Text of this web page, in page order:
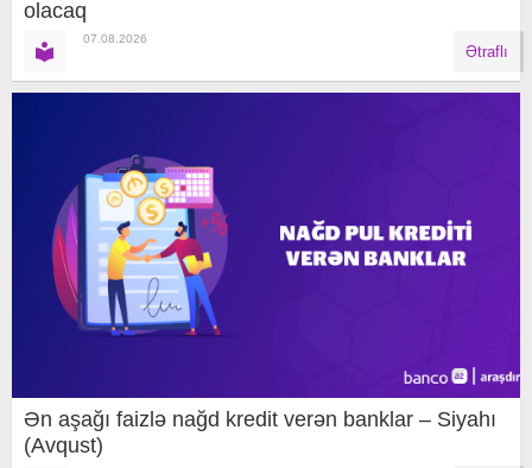
olacaq
07.08.2026
Ətraflı
Ən aşağı faizlə nağd kredit verən banklar – Siyahı
(Avqust)